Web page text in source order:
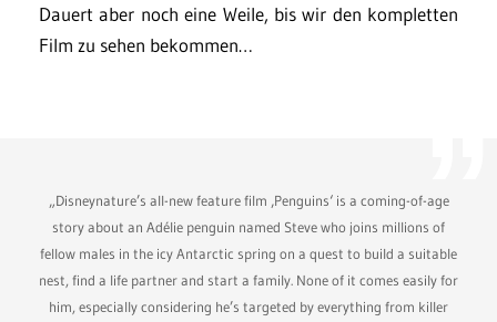
Dauert aber noch eine Weile, bis wir den kompletten
Film zu sehen bekommen…
„Disneynature’s all-new feature film ‚Penguins‘ is a coming-of-age
story about an Adélie penguin named Steve who joins millions of
fellow males in the icy Antarctic spring on a quest to build a suitable
nest, find a life partner and start a family. None of it comes easily for
him, especially considering he’s targeted by everything from killer